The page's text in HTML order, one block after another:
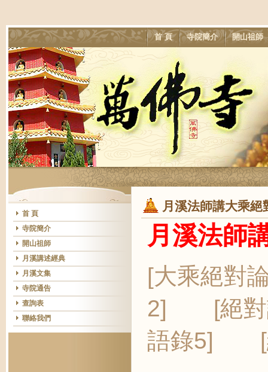
首 頁 寺院簡介 開山祖師
首 頁
寺院簡介
開山祖師
月溪講述經典
月溪文集
寺院通告
查詢表
聯絡我們
月溪法師講大乘絕
月溪法師
[大乘絕對
2]
[絕
語錄5]